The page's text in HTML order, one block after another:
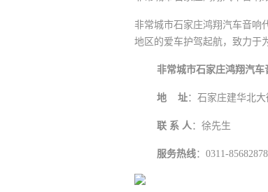
非常城市石家庄鸿翔汽车音响
地区的爱车护驾起航，致力于
非常城市石家庄鸿翔汽车
地 址：石家庄建华北
联 系 人：徐先生
服务热线：0311-85682878